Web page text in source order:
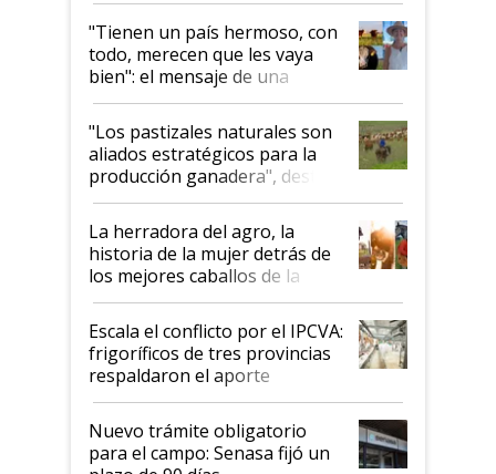
"Tienen un país hermoso, con
todo, merecen que les vaya
bien": el mensaje de una
ganadera uruguaya sobre las
oportunidades que se abren
para el agro en Argentina, con
foco en la carne
"Los pastizales naturales son
aliados estratégicos para la
producción ganadera", destaca
la iniciativa que ya reúne a 46
establecimientos en Argentina
La herradora del agro, la
historia de la mujer detrás de
los mejores caballos de la
Argentina y los mitos que
todavía hacen sufrir a estos
animales: "Mientras me
descalificaban, yo seguí
haciendo currículum"
Escala el conflicto por el IPCVA:
frigoríficos de tres provincias
respaldaron el aporte
obligatorio
Nuevo trámite obligatorio
para el campo: Senasa fijó un